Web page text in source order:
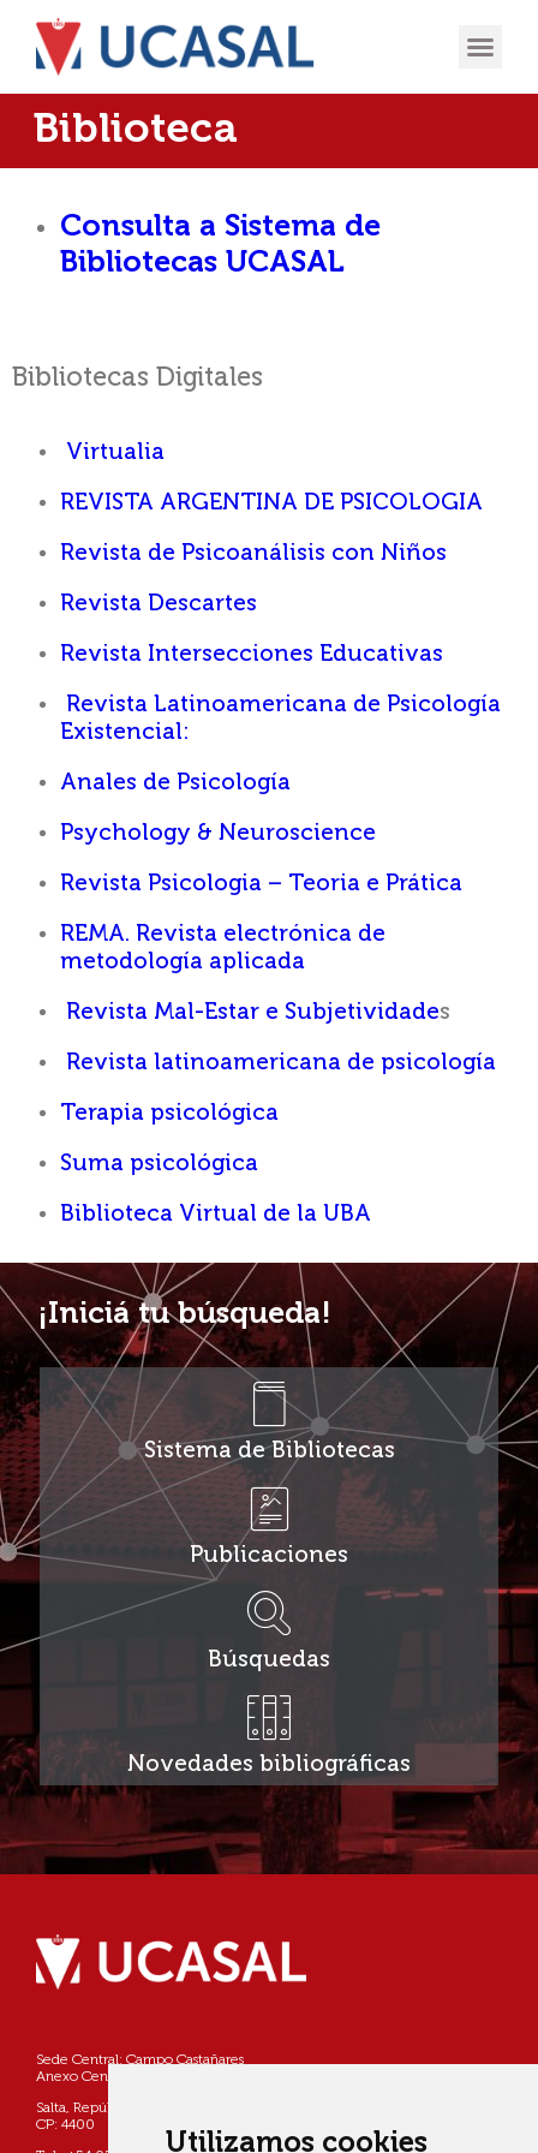
Utilizamos cookies
Biblioteca
Consulta a Sistema de
Bibliotecas UCASAL
Bibliotecas Digitales
Virtualia
REVISTA ARGENTINA DE PSICOLOGIA
Revista de Psicoanálisis con Niños
Revista Descartes
Revista Intersecciones Educativas
Revista Latinoamericana de Psicología
Existencial:
Anales de Psicología
Psychology & Neuroscience
Revista Psicologia – Teoria e Prática
REMA. Revista electrónica de
metodología aplicada
Revista Mal-Estar e Subjetividades
Revista latinoamericana de psicología
Terapia psicológica
Suma psicológica
Biblioteca Virtual de la UBA
¡Iniciá tu búsqueda!
Sistema de Bibliotecas
Publicaciones
Búsquedas
Novedades bibliográficas
Sede Central: Campo Castañares
Anexo Centro: Pellegrini 790
Salta, República Argentina
CP: 4400